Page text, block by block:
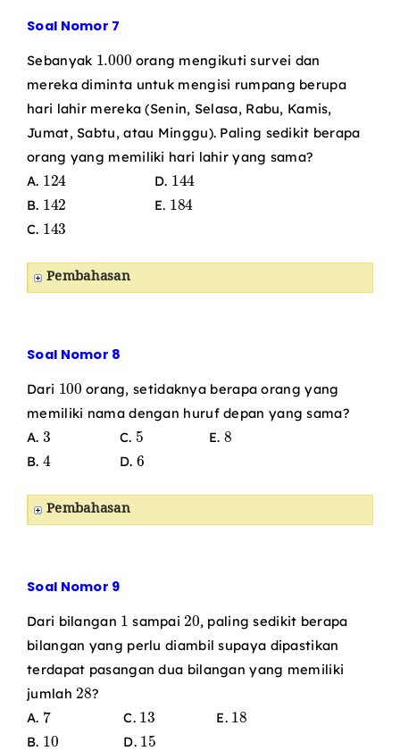
Soal Nomor 7
Sebanyak
1.000
orang mengikuti survei dan
mereka diminta untuk mengisi rumpang berupa
hari lahir mereka (Senin, Selasa, Rabu, Kamis,
Jumat, Sabtu, atau Minggu). Paling sedikit berapa
orang yang memiliki hari lahir yang sama?
A.
124
D.
144
B.
142
E.
184
C.
143
Pembahasan
Soal Nomor 8
Dari
100
orang, setidaknya berapa orang yang
memiliki nama dengan huruf depan yang sama?
A.
3
C.
5
E.
8
B.
4
D.
6
Pembahasan
Soal Nomor 9
Dari bilangan
1
sampai
20
, paling sedikit berapa
bilangan yang perlu diambil supaya dipastikan
terdapat pasangan dua bilangan yang memiliki
jumlah
28
?
A.
7
C.
13
E.
18
B.
10
D.
15